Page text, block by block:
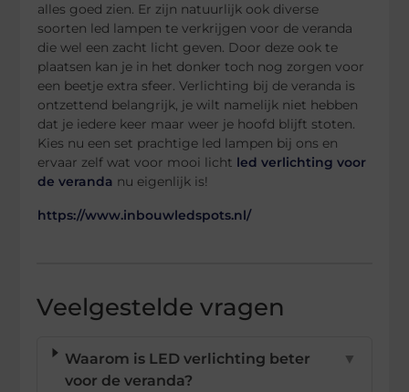
alles goed zien. Er zijn natuurlijk ook diverse
soorten led lampen te verkrijgen voor de veranda
die wel een zacht licht geven. Door deze ook te
plaatsen kan je in het donker toch nog zorgen voor
een beetje extra sfeer. Verlichting bij de veranda is
ontzettend belangrijk, je wilt namelijk niet hebben
dat je iedere keer maar weer je hoofd blijft stoten.
Kies nu een set prachtige led lampen bij ons en
ervaar zelf wat voor mooi licht led verlichting voor
de veranda nu eigenlijk is!
https://www.inbouwledspots.nl/
Veelgestelde vragen
Waarom is LED verlichting beter
voor de veranda?
▼